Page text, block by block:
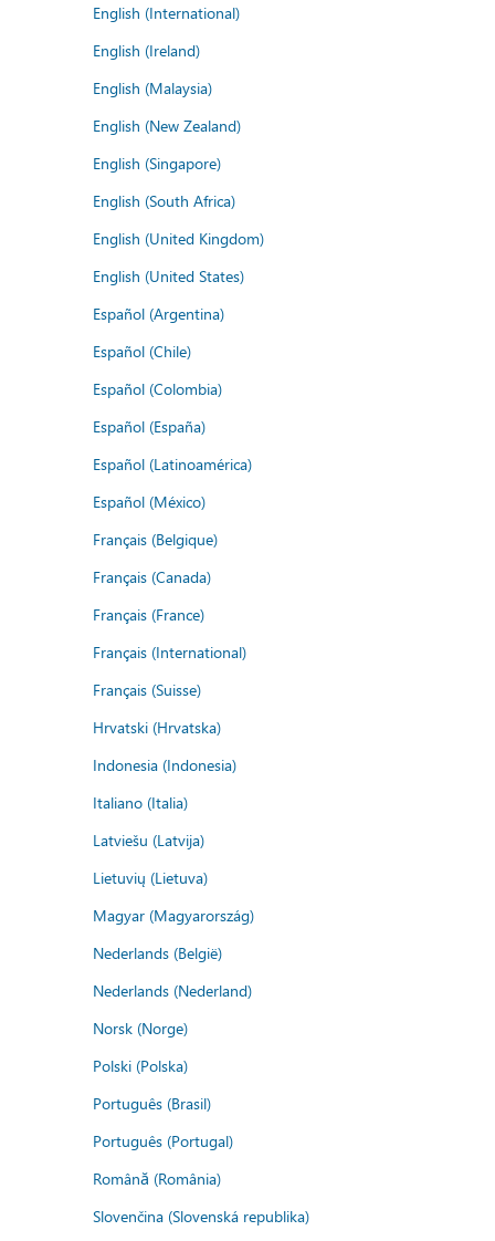
English (International)
English (Ireland)
English (Malaysia)
English (New Zealand)
English (Singapore)
English (South Africa)
English (United Kingdom)
English (United States)
Español (Argentina)
Español (Chile)
Español (Colombia)
Español (España)
Español (Latinoamérica)
Español (México)
Français (Belgique)
Français (Canada)
Français (France)
Français (International)
Français (Suisse)
Hrvatski (Hrvatska)
Indonesia (Indonesia)
Italiano (Italia)
Latviešu (Latvija)
Lietuvių (Lietuva)
Magyar (Magyarország)
Nederlands (België)
Nederlands (Nederland)
Norsk (Norge)
Polski (Polska)
Português (Brasil)
Português (Portugal)
Română (România)
Slovenčina (Slovenská republika)